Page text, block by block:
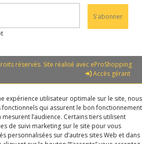
S'abonner
réservés. Site réalisé avec eProShopping
Accès gérant
expérience utilisateur optimale sur le site, nous
fonctionnels qui assurent le bon fonctionnement
l’audience. Certains tiers utilisent
de suivi marketing sur le site pour vous
personnalisées sur d’autres sites Web et dans